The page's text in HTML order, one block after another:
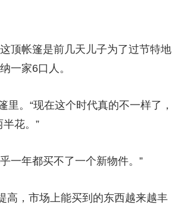
综合体育 亚冬会
艺术 汽车 数智 5G 产业+
时尚
帐篷是前几天儿子为了过节特地
一家6口人。
。“现在这个时代真的不一样了，
花。”
年都买不了一个新物件。”
，市场上能买到的东西越来越丰